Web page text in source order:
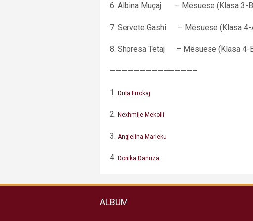
6. Albina Muçaj – Mësuese (Klasa 3-
7. Servete Gashi – Mësuese (Klasa 4-
8. Shpresa Tetaj – Mësuese (Klasa 4-
——————————————–
1. Drita Frrokaj
2. Nexhmije Mekolli
3. Angjelina Marleku
4. Donika Danuza
ALBUM